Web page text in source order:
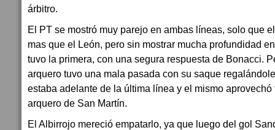
árbitro.
El PT se mostró muy parejo en ambas líneas, solo que
mas que el León, pero sin mostrar mucha profundidad
tuvo la primera, con una segura respuesta de Bonacci.
arquero tuvo una mala pasada con su saque
estaba adelante de la última línea y el mismo
arquero de San Martín.
El Albirrojo mereció empatarlo, ya que luego del gol